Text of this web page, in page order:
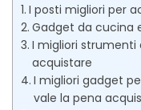
I posti migliori per
Gadget da cucina
I migliori strumenti
acquistare
I migliori gadget
vale la pena